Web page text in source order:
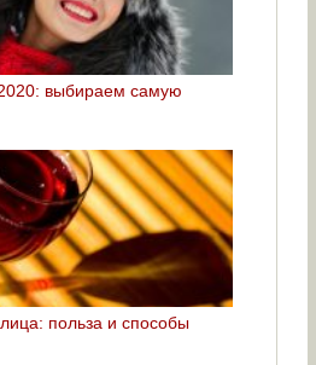
выбираем самую
польза и способы